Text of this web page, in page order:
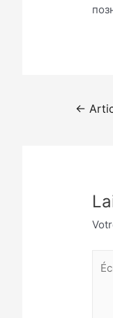
Navigation
←